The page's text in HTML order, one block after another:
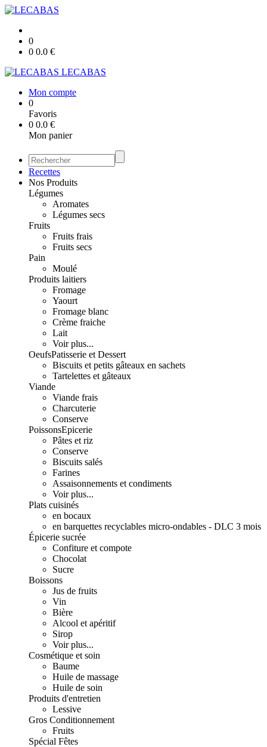
0
0 0.0 €
LECABAS
Mon compte
0
Favoris
0 0.0 €
Mon panier
Recettes
Nos Produits
Légumes
Aromates
Légumes secs
Fruits
Fruits frais
Fruits secs
Pain
Moulé
Produits laitiers
Fromage
Yaourt
Fromage blanc
Crème fraiche
Lait
Voir plus...
OeufsPatisserie et Dessert
Biscuits et petits gâteaux en sachets
Tartelettes et gâteaux
Viande
Viande frais
Charcuterie
Conserve
PoissonsEpicerie
Pâtes et riz
Conserve
Biscuits salés
Farines
Assaisonnements et condiments
Voir plus...
Plats cuisinés
en bocaux
en barquettes recyclables micro-ondables - DLC 3 mois
Épicerie sucrée
Confiture et compote
Chocolat
Sucre
Boissons
Jus de fruits
Vin
Bière
Alcool et apéritif
Sirop
Voir plus...
Cosmétique et soin
Baume
Huile de massage
Huile de soin
Produits d'entretien
Lessive
Gros Conditionnement
Fruits
Spécial Fêtes